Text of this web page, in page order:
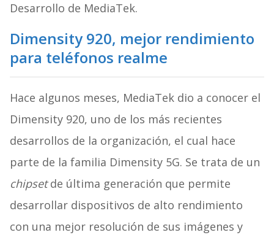
Desarrollo de MediaTek.
Dimensity 920, mejor rendimiento
para teléfonos realme
Hace algunos meses, MediaTek dio a conocer el
Dimensity 920, uno de los más recientes
desarrollos de la organización, el cual hace
parte de la familia Dimensity 5G. Se trata de un
chipsetde última generación que permite
desarrollar dispositivos de alto rendimiento
con una mejor resolución de sus imágenes y